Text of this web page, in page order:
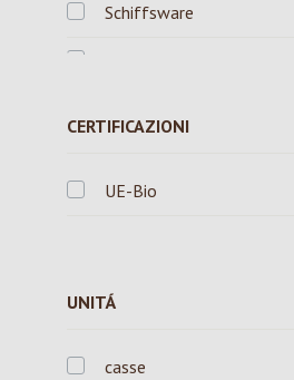
Schiffsware
Ökoring
CERTIFICAZIONI
UE-Bio
UNITÁ
casse